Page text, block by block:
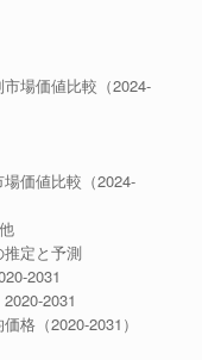
場価値比較（2024-
価値比較（2024-
定と予測
2031
2031
格（2020-2031）